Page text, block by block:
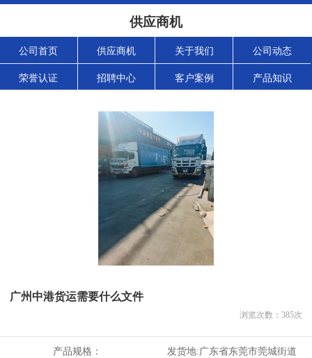
供应商机
公司首页 供应商机 关于我们 公司动态
荣誉认证 招聘中心 客户案例 产品知识
广州中港货运需要什么文件
浏览次数： 385次
产品规格： 发货地:广东省东莞市莞城街道